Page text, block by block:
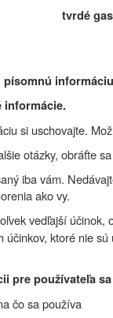
tvrdé
informácie.
si uschovajte.
otázky, obráťte
iba vám.
ako vy.
vedľajší
účinkov, ktoré nie
pre používateľa
čo sa používa